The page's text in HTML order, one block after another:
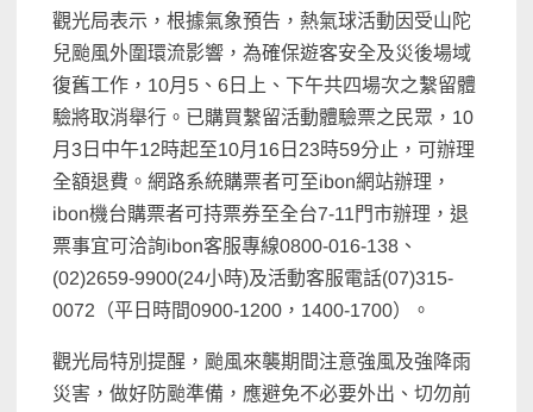
觀光局表示，根據氣象預告，熱氣球活動因受山陀
兒颱風外圍環流影響，為確保遊客安全及災後場域
復舊工作，10月5、6日上、下午共四場次之繫留體
驗將取消舉行。已購買繫留活動體驗票之民眾，10
月3日中午12時起至10月16日23時59分止，可辦理
全額退費。網路系統購票者可至ibon網站辦理，
ibon機台購票者可持票券至全台7-11門市辦理，退
票事宜可洽詢ibon客服專線0800-016-138、
(02)2659-9900(24小時)及活動客服電話(07)315-
0072（平日時間0900-1200，1400-1700）。
觀光局特別提醒，颱風來襲期間注意強風及強降雨
災害，做好防颱準備，應避免不必要外出、切勿前